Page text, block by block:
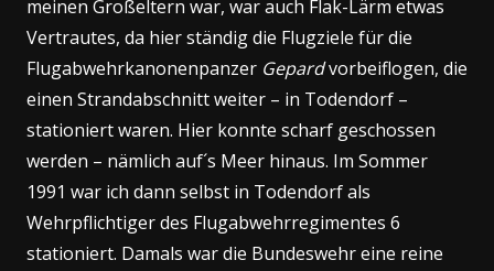
meinen Großeltern war, war auch Flak-Lärm etwas
Vertrautes, da hier ständig die Flugziele für die
Flugabwehrkanonenpanzer Gepardvorbeiflogen, die
einen Strandabschnitt weiter – in Todendorf –
stationiert waren. Hier konnte scharf geschossen
werden – nämlich auf´s Meer hinaus. Im Sommer
1991 war ich dann selbst in Todendorf als
Wehrpflichtiger des Flugabwehrregimentes 6
stationiert. Damals war die Bundeswehr eine reine